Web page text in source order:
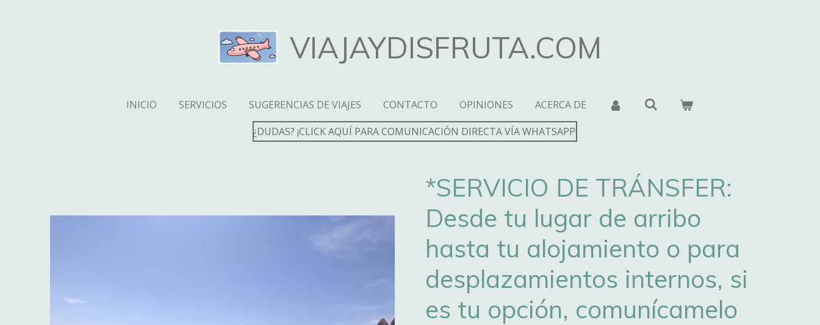
VIAJAYDISFRUTA.COM
INICIO SERVICIOS SUGERENCIAS DE VIAJES CONTACTO OPINIONES
ACERCA DE
¿DUDAS? ¡CLICK AQUÍ PARA COMUNICACIÓN DIRECTA VÍA WHATSAPP!
*SERVICIO DE TRÁNSFER:
Desde tu lugar de arribo
hasta tu alojamiento o para
desplazamientos internos, si
es tu opción, comunícamelo